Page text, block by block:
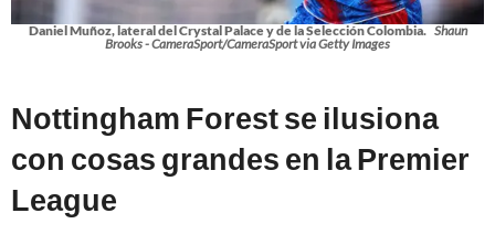
Daniel Muñoz, lateral del Crystal Palace y de la Selección Colombia. Shaun
Brooks - CameraSport/CameraSport via Getty Images
Nottingham Forest se ilusiona
con cosas grandes en la Premier
League